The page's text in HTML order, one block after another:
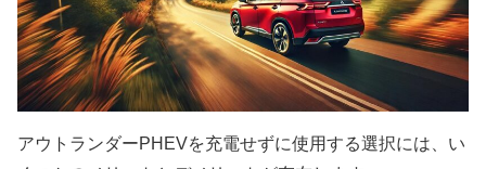
アウトランダーPHEVを充電せずに使用する選択には、い